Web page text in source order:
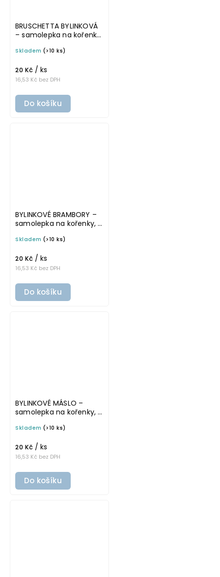
BRUSCHETTA BYLINKOVÁ
– samolepka na kořenky,
Skladem (>10 ks)
16,53 Kč bez DPH
20 Kč / ks
Do košíku
BYLINKOVÉ BRAMBORY –
samolepka na kořenky, 5
Skladem (>10 ks)
16,53 Kč bez DPH
20 Kč / ks
Do košíku
BYLINKOVÉ MÁSLO –
samolepka na kořenky, 5
Skladem (>10 ks)
16,53 Kč bez DPH
20 Kč / ks
Do košíku